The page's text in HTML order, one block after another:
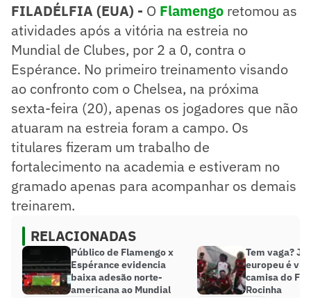
FILADÉLFIA (EUA) - O Flamengo retomou as
atividades após a vitória na estreia no
Mundial de Clubes, por 2 a 0, contra o
Espérance. No primeiro treinamento visando
ao confronto com o Chelsea, na próxima
sexta-feira (20), apenas os jogadores que não
atuaram na estreia foram a campo. Os
titulares fizeram um trabalho de
fortalecimento na academia e estiveram no
gramado apenas para acompanhar os demais
treinarem.
RELACIONADAS
Público de Flamengo x
Espérance evidencia
baixa adesão norte-
americana ao Mundial
Tem vaga?
europeu é
camisa do
Rocinha